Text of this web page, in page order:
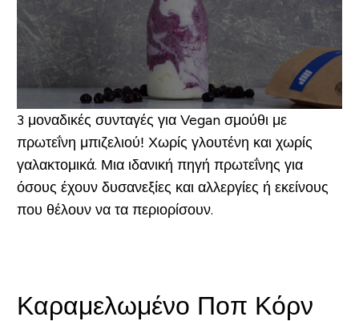
3 μοναδικές συνταγές για Vegan σμούθι με
πρωτεΐνη μπιζελιού! Χωρίς γλουτένη και χωρίς
γαλακτομικά. Μια ιδανική πηγή πρωτεΐνης για
όσους έχουν δυσανεξίες και αλλεργίες ή εκείνους
που θέλουν να τα περιορίσουν.
Καραμελωμένο Ποπ Κόρν